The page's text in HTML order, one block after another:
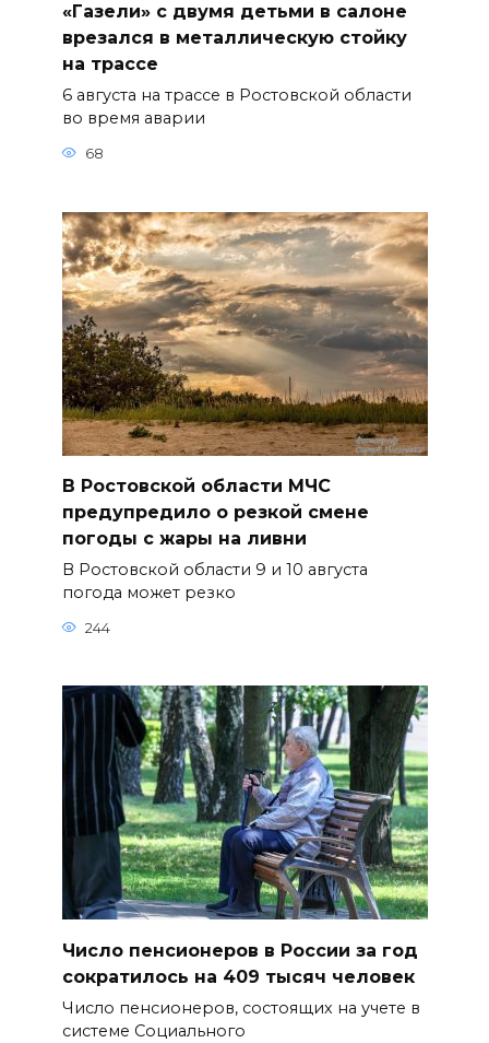
«Газели» с двумя детьми в салоне
врезался в металлическую стойку
на трассе
6 августа на трассе в Ростовской области
во время аварии
68
В Ростовской области МЧС
предупредило о резкой смене
погоды с жары на ливни
В Ростовской области 9 и 10 августа
погода может резко
244
Число пенсионеров в России за год
сократилось на 409 тысяч человек
Число пенсионеров, состоящих на учете в
системе Социального